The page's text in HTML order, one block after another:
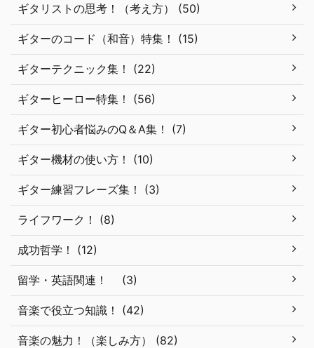
ギタリストの思考！（考え方） (50)
ギターのコード（和音）特集！ (15)
ギターテクニック集！ (22)
ギターヒーロー特集！ (56)
ギター初心者悩みのQ＆A集！ (7)
ギター機材の使い方！ (10)
ギター練習フレーズ集！ (3)
ライフワーク！ (8)
成功哲学！ (12)
留学・英語関連！ (3)
音楽で役立つ知識！ (42)
音楽の魅力！（楽しみ方） (82)